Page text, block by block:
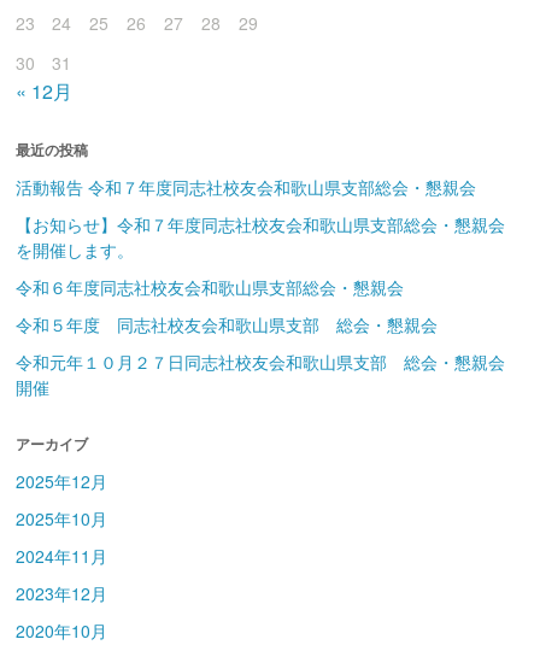
23
24 25 26 27 28
29
30
31
« 12月
最近の投稿
活動報告 令和７年度同志社校友会和歌山県支部総会・懇親会
【お知らせ】令和７年度同志社校友会和歌山県支部総会・懇親会
を開催します。
令和６年度同志社校友会和歌山県支部総会・懇親会
令和５年度 同志社校友会和歌山県支部 総会・懇親会
令和元年１０月２７日同志社校友会和歌山県支部 総会・懇親会
開催
アーカイブ
2025年12月
2025年10月
2024年11月
2023年12月
2020年10月